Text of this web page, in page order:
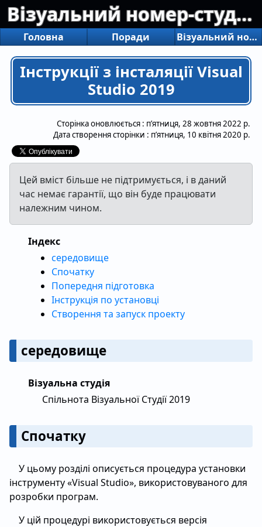
Візуальний номер-студіо
Головна Поради Візуальний номер-студіо
Інструкції з інсталяції Visual
Studio 2019
Сторінка оновлюється : пʼятниця, 28 жовтня 2022 р.
Дата створення сторінки : пʼятниця, 10 квітня 2020 р.
Цей вміст більше не підтримується, і в даний
час немає гарантії, що він буде працювати
належним чином.
Індекс
середовище
Спочатку
Попередня підготовка
Інструкція по установці
Створення та запуск проекту
середовище
Візуальна студія
Спільнота Візуальної Студії 2019
Спочатку
У цьому розділі описується процедура установки
інструменту «Visual Studio», використовуваного для
розробки програм.
У цій процедурі використовується версія